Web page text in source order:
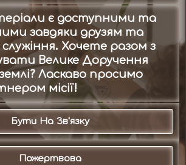
є доступними та
завдяки друзям та
Хочете разом з
Велике Доручення
Ласкаво просимо
місії!
Бути На Зв'язку
Пожертвова